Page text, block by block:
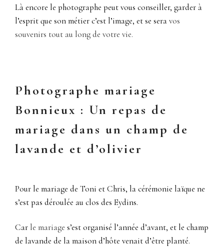
Là encore le photographe peut vous conseiller, garder à
l’esprit que son métier c’est l’image, et se seravos
souvenirs tout au long de votre vie.
Photographe mariage
Bonnieux : Un repas de
mariage dans un champ de
lavande et d’olivier
Pour le mariage de Toni et Chris, la cérémonie laïque ne
s’est pas déroulée au clos des Eydins.
Car le mariage s’est organisé l’année d’avant, et le champ
de lavande de la maison d’hôte venait d’être planté.